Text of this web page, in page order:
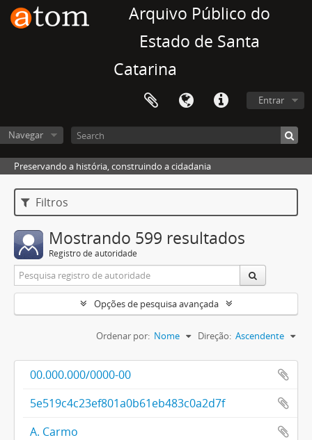
Arquivo Público do
Estado de Santa
Catarina
Entrar
Navegar
Preservando a história, construindo a cidadania
Filtros
Mostrando 599 resultados
Registro de autoridade
Opções de pesquisa avançada
Ordenar por: Nome Direção: Ascendente
00.000.000/0000-00
5e519c4c23ef801a0b61eb483c0a2d7f
A. Carmo